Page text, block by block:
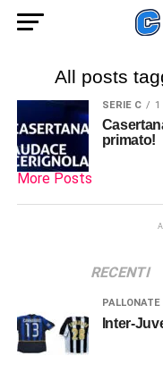
All posts
SERIE C
primato!
More Posts
RECENTI
PALLONATE
Inter-